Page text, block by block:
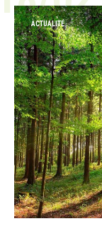
ACTUALITÉ